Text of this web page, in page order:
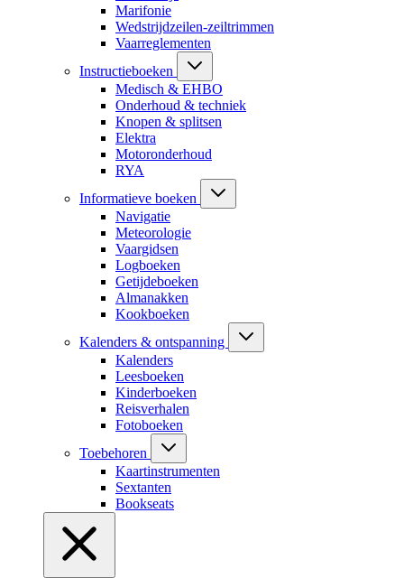
Marifonie
Wedstrijdzeilen-zeiltrimmen
Vaarreglementen
Instructieboeken
Medisch & EHBO
Onderhoud & techniek
Knopen & splitsen
Elektra
Motoronderhoud
RYA
Informatieve boeken
Navigatie
Meteorologie
Vaargidsen
Logboeken
Getijdeboeken
Almanakken
Kookboeken
Kalenders & ontspanning
Kalenders
Leesboeken
Kinderboeken
Reisverhalen
Fotoboeken
Toebehoren
Kaartinstrumenten
Sextanten
Bookseats